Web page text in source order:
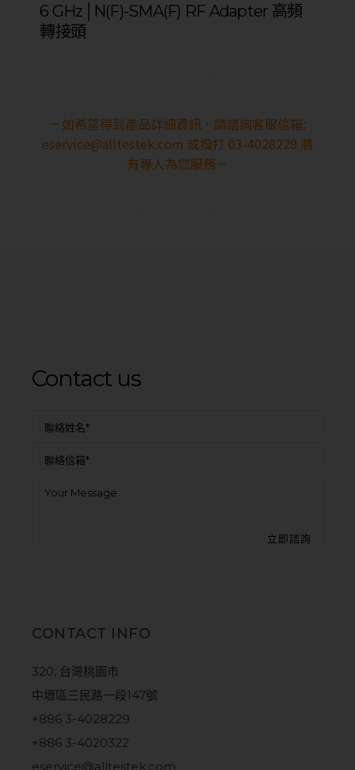
6 GHz│N(F)-SMA(F) RF Adapter 高頻
轉接頭
－如希望得到產品詳細資訊，請諮詢客服信箱:
eservice@alltestek.com 或撥打 03-4028229 將
有專人為您服務－
Contact us
CONTACT INFO
320, 台灣桃園市
中壢區三民路一段147號
+886 3-4028229
+886 3-4020322
eservice@alltestek.com